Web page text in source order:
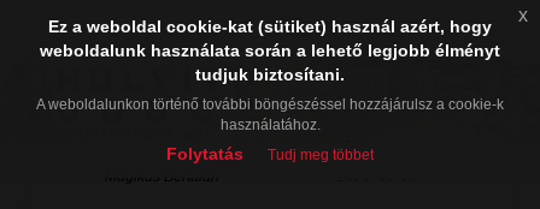
Ez a weboldal cookie-kat (sütiket) használ azért, hogy
weboldalunk használata során a lehető legjobb élményt
tudjuk biztosítani.
A weboldalunkon történő további böngészéssel hozzájárulsz a cookie-k
használatához.
Folytatás Tudj meg többet
x